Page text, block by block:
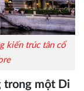
kiến trúc tân cổ
trong một Di